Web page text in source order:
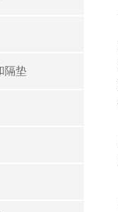
隔垫